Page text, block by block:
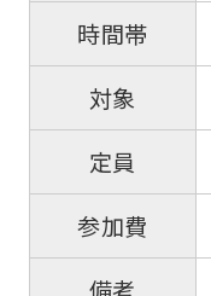
時間帯
対象
定員
参加費